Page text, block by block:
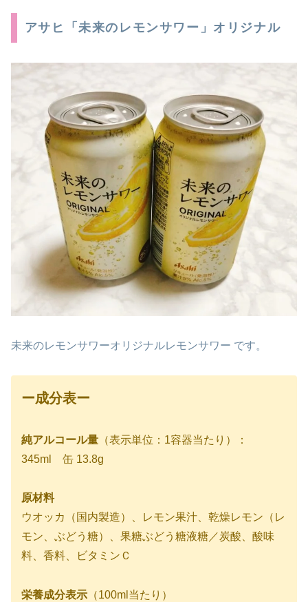
アサヒ「未来のレモンサワー」オリジナル
未来のレモンサワーオリジナルレモンサワー です。
ー成分表ー
純アルコール量 （表示単位：1容器当たり）：
345ml 缶 13.8g
原材料
ウオッカ（国内製造）、レモン果汁、乾燥レモン（レ
モン、ぶどう糖）、果糖ぶどう糖液糖／炭酸、酸味
料、香料、ビタミンＣ
栄養成分表示 （100ml当たり）